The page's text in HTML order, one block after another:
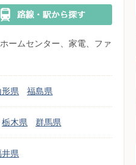
ームセンター、家電、ファ
形県 福島県
栃木県 群馬県
井県